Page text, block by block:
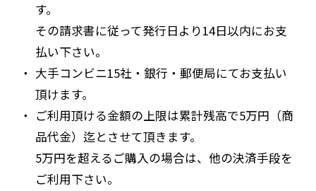
す。
その請求書に従って発行日より14日以内にお支
払い下さい。
大手コンビニ15社・銀行・郵便局にてお支払い
頂けます。
ご利用頂ける金額の上限は累計残高で5万円（商
品代金）迄とさせて頂きます。
5万円を超えるご購入の場合は、他の決済手段を
ご利用下さい。